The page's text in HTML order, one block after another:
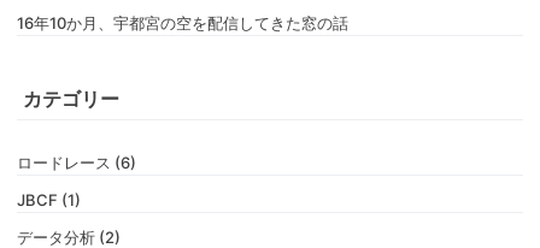
16年10か月、宇都宮の空を配信してきた窓の話
カテゴリー
ロードレース (6)
JBCF (1)
データ分析 (2)